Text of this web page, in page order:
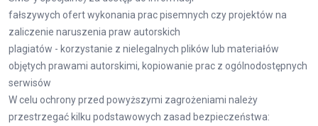
fałszywych ofert wykonania prac pisemnych czy projektów na
zaliczenie naruszenia praw autorskich
plagiatów - korzystanie z nielegalnych plików lub materiałów
objętych prawami autorskimi, kopiowanie prac z ogólnodostępnych
serwisów
W celu ochrony przed powyższymi zagrożeniami należy
przestrzegać kilku podstawowych zasad bezpieczeństwa: